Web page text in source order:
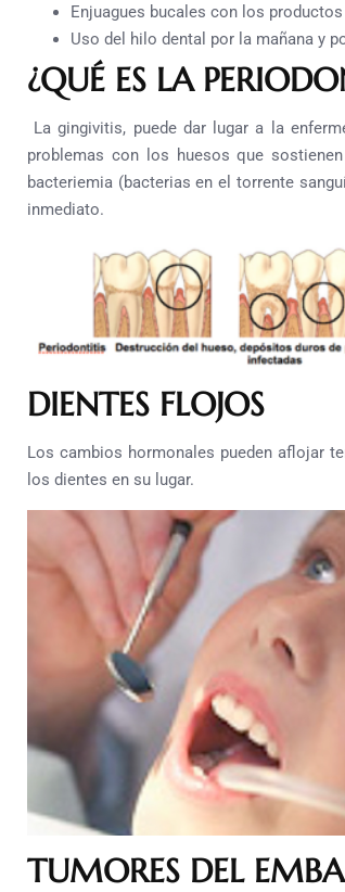
Enjuagues bucales con los
Uso del hilo dental por la mañana y
¿QUÉ ES LA
La gingivitis, puede dar lugar a la
problemas con los huesos que
bacteriemia (bacterias en el torrente
inmediato.
DIENTES FLOJOS
Los cambios hormonales pueden aflojar
los dientes en su lugar.
TUMORES DEL